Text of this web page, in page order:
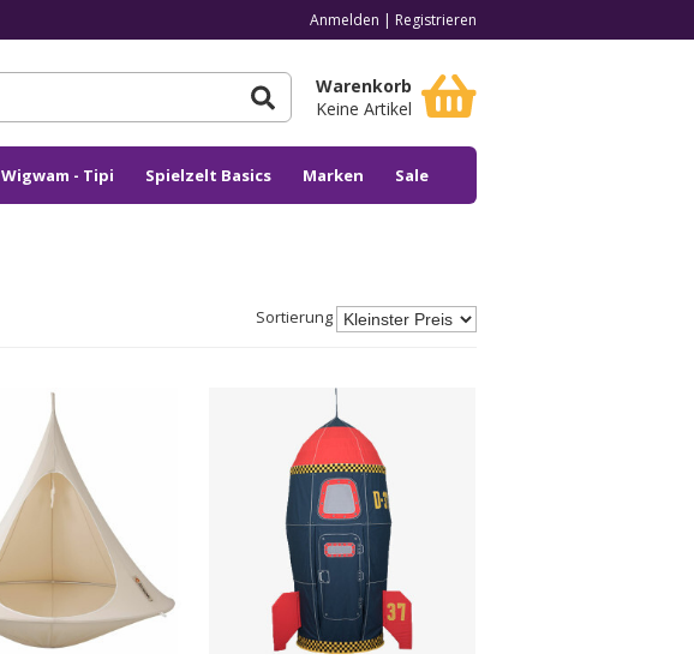
Anmelden | Registrieren
Warenkorb
Keine Artikel
Wigwam - Tipi Spielzelt Basics Marken Sale
Sortierung